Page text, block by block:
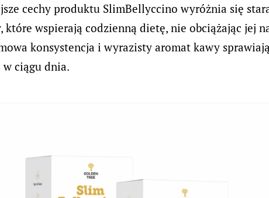
cechy produktu SlimBellyccino wyróżnia się
które wspierają codzienną dietę, nie obciążając jej
konsystencja i wyrazisty aromat kawy
w ciągu dnia.